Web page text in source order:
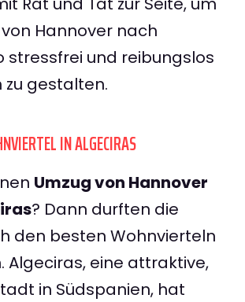
Hannover nach
stressfrei und reibungslos
gestalten.
IN ALGECIRAS
Umzug von Hannover
? Dann durften die
den besten Wohnvierteln
Algeciras, eine attraktive,
in Südspanien, hat